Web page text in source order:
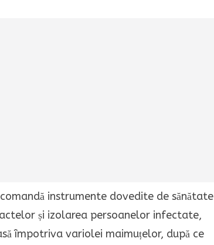
instrumente dovedite de sănătate
și izolarea persoanelor infectate,
împotriva variolei maimuțelor, după ce